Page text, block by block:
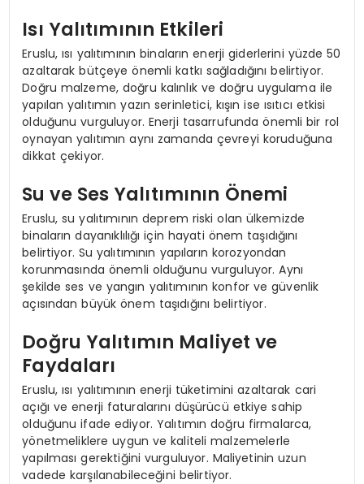
Isı Yalıtımının Etkileri
Eruslu, ısı yalıtımının binaların enerji giderlerini yüzde 50
azaltarak bütçeye önemli katkı sağladığını belirtiyor.
Doğru malzeme, doğru kalınlık ve doğru uygulama ile
yapılan yalıtımın yazın serinletici, kışın ise ısıtıcı etkisi
olduğunu vurguluyor. Enerji tasarrufunda önemli bir rol
oynayan yalıtımın aynı zamanda çevreyi koruduğuna
dikkat çekiyor.
Su ve Ses Yalıtımının Önemi
Eruslu, su yalıtımının deprem riski olan ülkemizde
binaların dayanıklılığı için hayati önem taşıdığını
belirtiyor. Su yalıtımının yapıların korozyondan
korunmasında önemli olduğunu vurguluyor. Aynı
şekilde ses ve yangın yalıtımının konfor ve güvenlik
açısından büyük önem taşıdığını belirtiyor.
Doğru Yalıtımın Maliyet ve
Faydaları
Eruslu, ısı yalıtımının enerji tüketimini azaltarak cari
açığı ve enerji faturalarını düşürücü etkiye sahip
olduğunu ifade ediyor. Yalıtımın doğru firmalarca,
yönetmeliklere uygun ve kaliteli malzemelerle
yapılması gerektiğini vurguluyor. Maliyetinin uzun
vadede karşılanabileceğini belirtiyor.